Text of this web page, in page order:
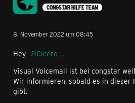
CONGSTAR HILFE TEAM
8. November 2022 um 08:45
Hey Cicero ,
Visual Voicemail ist bei congstar
Wir informieren, sobald es in dieser
gibt.